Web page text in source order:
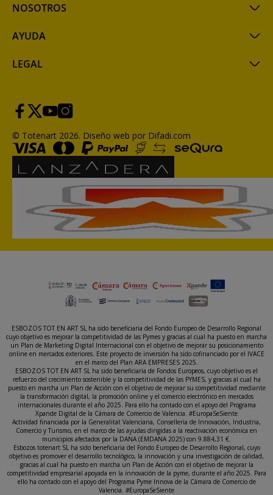
NOSOTROS
AYUDA
LEGAL
© Totenart 2026. Diseño web por Difadi.com
ESBOZOS TOT EN ART SL ha sido beneficiaria del Fondo Europeo de Desarrollo Regional
cuyo objetivo es mejorar la competitividad de las Pymes y gracias al cual ha puesto en marcha
un Plan de Marketing Digital Internacional con el objetivo de mejorar su posicionamiento
online en mercados exteriores. Este proyecto de inversión ha sido cofinanciado por el IVACE
en el marco del Plan ARA EMPRESES 2025.
ESBOZOS TOT EN ART SL ha sido beneficiaria de Fondos Europeos, cuyo objetivo es el
refuerzo del crecimiento sostenible y la competitividad de las PYMES, y gracias al cual ha
puesto en marcha un Plan de Acción con el objetivo de mejorar su competitividad mediante
la transformación digital, la promoción online y el comercio electrónico en mercados
internacionales durante el año 2025. Para ello ha contado con el apoyo del Programa
Xpande Digital de la Cámara de Comercio de Valencia. #EuropaSeSiente
Actividad financiada por la Generalitat Valenciana, Conselleria de Innovación, Industria,
Comercio y Turismo, en el marco de las ayudas dirigidas a la reactivación económica en
municipios afectados por la DANA (EMDANA 2025) con 9.884,31 €.
Esbozos totenart SL ha sido beneficiaria del Fondo Europeo de Desarrollo Regional, cuyo
objetivo es promover el desarrollo tecnológico, la innovación y una investigación de calidad,
gracias al cual ha puesto en marcha un Plan de Acción con el objetivo de mejorar la
competitividad empresarial apoyada en la innovación de la pyme, durante el año 2025. Para
ello ha contado con el apoyo del Programa Pyme Innova de la Cámara de Comercio de
Valencia. #EuropaSeSiente